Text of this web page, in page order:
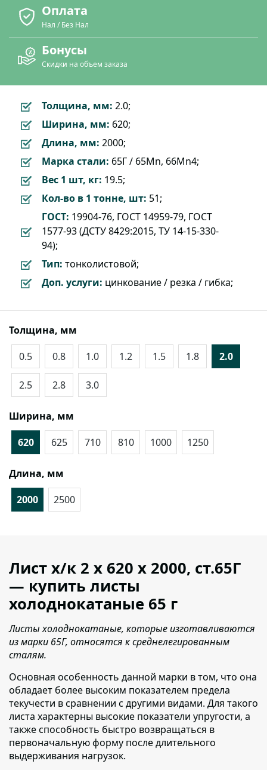
Оплата
Нал / Без Нал
Бонусы
Скидки на объем заказа
Толщина, мм: 2.0;
Ширина, мм: 620;
Длина, мм: 2000;
Марка стали: 65Г / 65Mn, 66Mn4;
Вес 1 шт, кг: 19.5;
Кол-во в 1 тонне, шт: 51;
ГОСТ: 19904-76, ГОСТ 14959-79, ГОСТ
1577-93 (ДСТУ 8429:2015, ТУ 14-15-330-
94);
Тип: тонколистовой;
Доп. услуги: цинкование / резка / гибка;
Толщина, мм
0.5
0.8 1.0 1.2 1.5 1.8 2.0
2.5 2.8 3.0
Ширина, мм
620
625 710 810 1000 1250
Длина, мм
2000
2500
Лист х/к 2 х 620 х 2000, ст.65Г
— купить листы
холоднокатаные 65 г
Листы холоднокатаные, которые изготавливаются
из марки 65Г, относятся к среднелегированным
сталям.
Основная особенность данной марки в том, что она
обладает более высоким показателем предела
текучести в сравнении с другими видами. Для такого
листа характерны высокие показатели упругости, а
также способность быстро возвращаться в
первоначальную форму после длительного
выдерживания нагрузок.